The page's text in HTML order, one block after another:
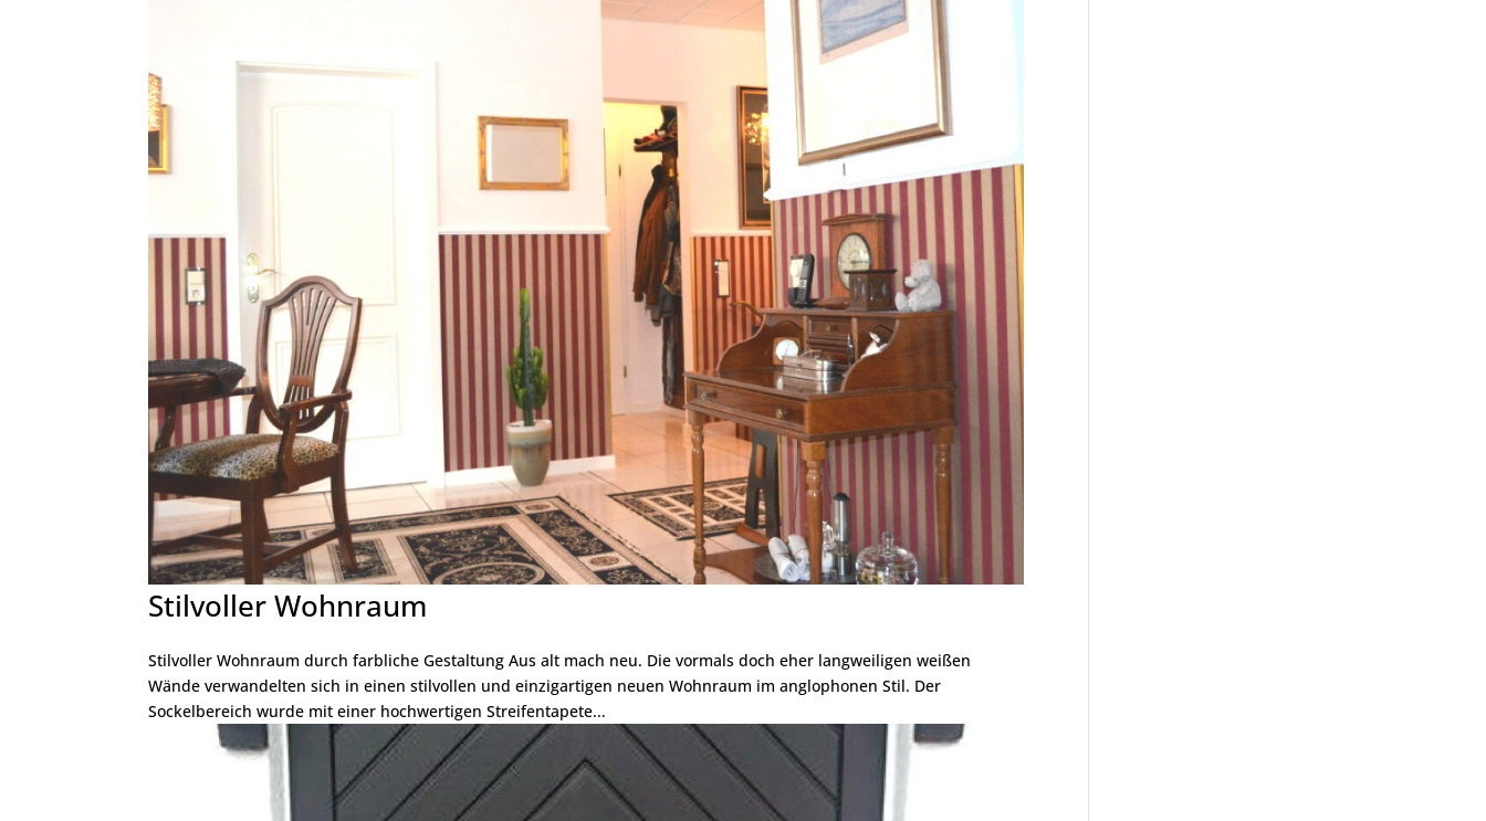
Stilvoller Wohnraum
Stilvoller Wohnraum durch farbliche Gestaltung Aus alt mach neu. Die vormals doch eher langweiligen weißen
Wände verwandelten sich in einen stilvollen und einzigartigen neuen Wohnraum im anglophonen Stil. Der
Sockelbereich wurde mit einer hochwertigen Streifentapete...